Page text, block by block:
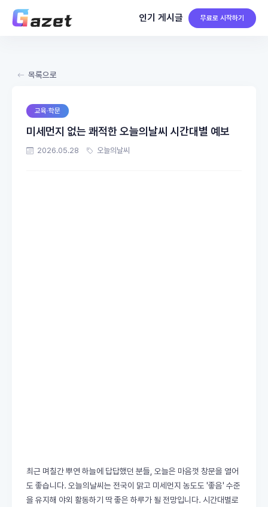
인기 게시글 무료로 시작하기
목록으로
교육·학문
미세먼지 없는 쾌적한 오늘의날씨 시간대별 예보
2026.05.28 오늘의날씨
최근 며칠간 뿌연 하늘에 답답했던 분들, 오늘은 마음껏 창문을 열어
도 좋습니다. 오늘의날씨는 전국이 맑고 미세먼지 농도도 '좋음' 수준
을 유지해 야외 활동하기 딱 좋은 하루가 될 전망입니다. 시간대별로